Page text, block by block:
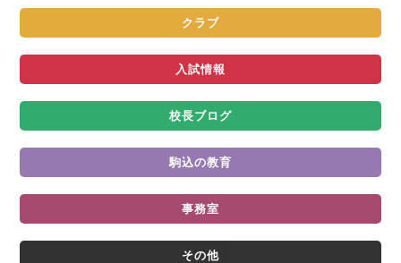
クラブ
入試情報
校長ブログ
駒込の教育
事務室
その他